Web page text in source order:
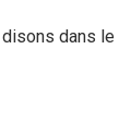
dans le